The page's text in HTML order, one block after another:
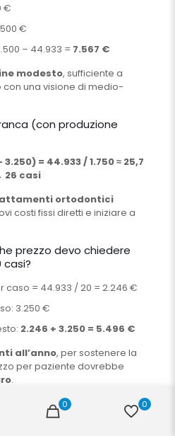
€
€
– 44.933 = 7.567 €
modesto, sufficiente a
con una visione di medio-
(con produzione
= 44.933 / 1.750 ≈ 25,7
26 casi
ortodontici
costi fissi diretti e iniziare a
prezzo devo chiedere
casi?
caso = 44.933 / 20 = 2.246 €
3.250 €
2.246 + 3.250 = 5.496 €
all’anno, per sostenere la
per paziente dovrebbe
.
esterna
0 0